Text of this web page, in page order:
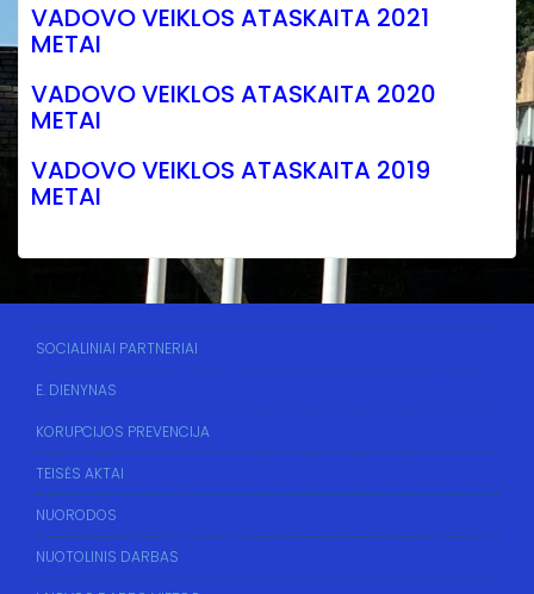
VADOVO VEIKLOS ATASKAITA 2021
METAI
VADOVO VEIKLOS ATASKAITA 2020
METAI
VADOVO VEIKLOS ATASKAITA 2019
METAI
SOCIALINIAI PARTNERIAI
E. DIENYNAS
KORUPCIJOS PREVENCIJA
TEISĖS AKTAI
NUORODOS
NUOTOLINIS DARBAS